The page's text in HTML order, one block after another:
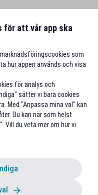
för att vår app ska
som
hur appen används och visa
för analys och
sätter vi bara cookies
Med "Anpassa mina val" kan
Du kan när som helst
Vill du veta mer om hur vi